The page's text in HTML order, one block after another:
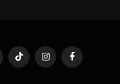
فيسبوك الانستغرامتيكتوك